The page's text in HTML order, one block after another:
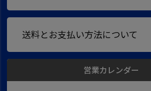
送料とお支払い方法について
営業カレンダー